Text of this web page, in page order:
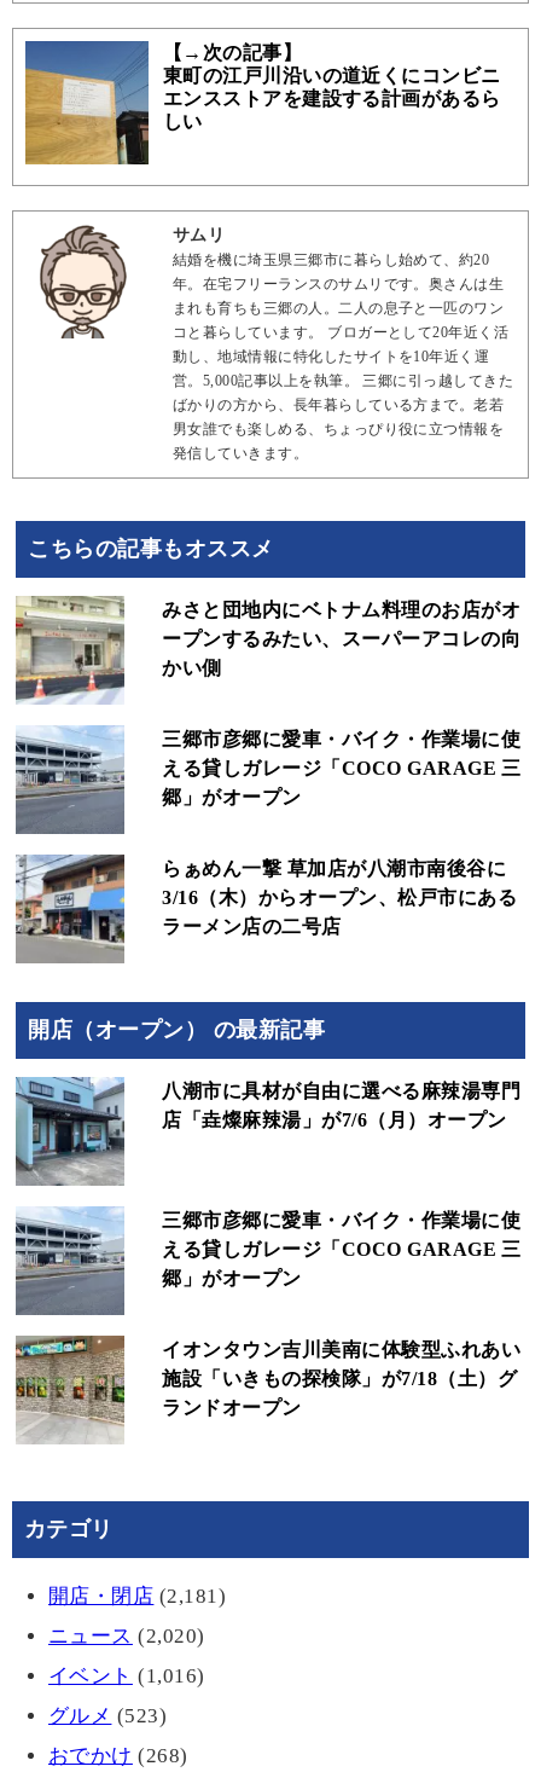
【→次の記事】
東町の江戸川沿いの道近くにコンビニ
エンスストアを建設する計画があるら
しい
サムリ
結婚を機に埼玉県三郷市に暮らし始めて、約20
年。在宅フリーランスのサムリです。奥さんは生
まれも育ちも三郷の人。二人の息子と一匹のワン
コと暮らしています。 ブロガーとして20年近く活
動し、地域情報に特化したサイトを10年近く運
営。5,000記事以上を執筆。 三郷に引っ越してきた
ばかりの方から、長年暮らしている方まで。老若
男女誰でも楽しめる、ちょっぴり役に立つ情報を
発信していきます。
こちらの記事もオススメ
みさと団地内にベトナム料理のお店がオ
ープンするみたい、スーパーアコレの向
かい側
三郷市彦郷に愛車・バイク・作業場に使
える貸しガレージ「COCO GARAGE 三
郷」がオープン
らぁめん一撃 草加店が八潮市南後谷に
3/16（木）からオープン、松戸市にある
ラーメン店の二号店
開店（オープン） の最新記事
八潮市に具材が自由に選べる麻辣湯専門
店「垚燦麻辣湯」が7/6（月）オープン
三郷市彦郷に愛車・バイク・作業場に使
える貸しガレージ「COCO GARAGE 三
郷」がオープン
イオンタウン吉川美南に体験型ふれあい
施設「いきもの探検隊」が7/18（土）グ
ランドオープン
カテゴリ
開店・閉店 (2,181)
ニュース (2,020)
イベント (1,016)
グルメ (523)
おでかけ (268)